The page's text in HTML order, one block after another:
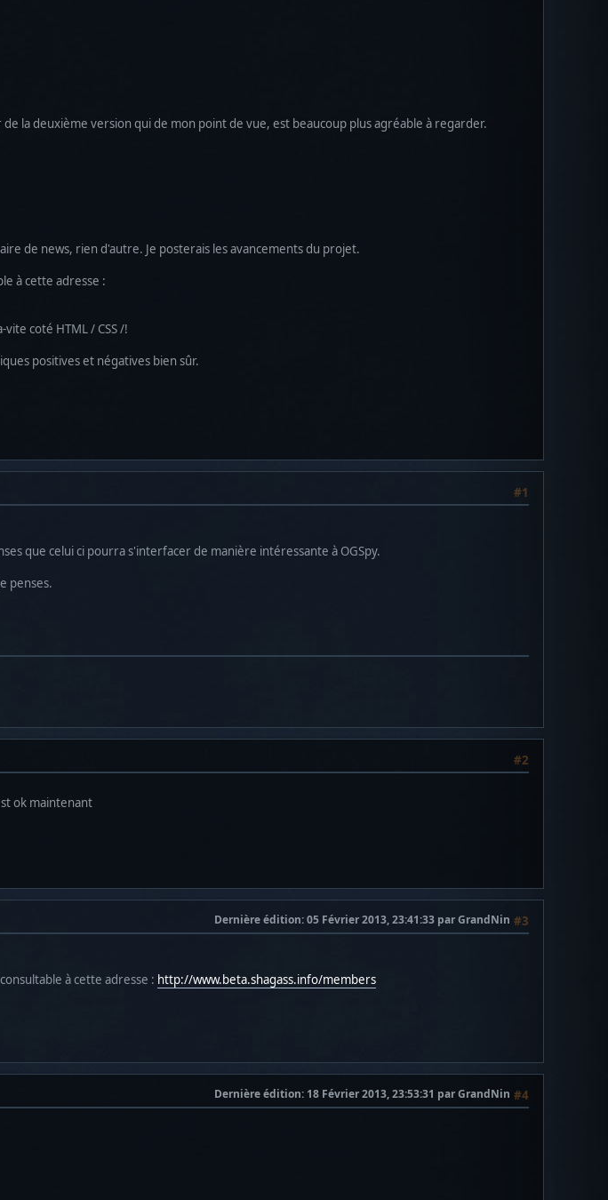
la deuxième version qui de mon point de vue, est beaucoup plus agréable à regarder.
de news, rien d'autre. Je posterais les avancements du projet.
à cette adresse :
coté HTML / CSS /!
positives et négatives bien sûr.
#1
que celui ci pourra s'interfacer de manière intéressante à OGSpy.
penses.
#2
ok maintenant
#3
Dernière édition: 05 Février 2013, 23:41:33 par GrandNin
à cette adresse : http://www.beta.shagass.info/members
#4
Dernière édition: 18 Février 2013, 23:53:31 par GrandNin